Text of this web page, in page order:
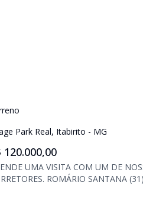
Park Real, Itabirito - MG
120.000,00
UMA VISITA COM UM DE
ROMÁRIO SANTANA (31) 98582-9294